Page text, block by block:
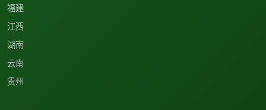
福建
江西
湖南
云南
贵州